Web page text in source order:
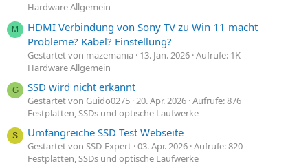
Hardware Allgemein
M
HDMI Verbindung von Sony TV zu Win 11 macht
Probleme? Kabel? Einstellung?
Gestartet von mazemania 13. Jan. 2026 Aufrufe: 1K
Hardware Allgemein
G SSD wird nicht erkannt
Gestartet von Guido0275 20. Apr. 2026 Aufrufe: 876
Festplatten, SSDs und optische Laufwerke
S Umfangreiche SSD Test Webseite
Gestartet von SSD-Expert 03. Apr. 2026 Aufrufe: 820
Festplatten, SSDs und optische Laufwerke